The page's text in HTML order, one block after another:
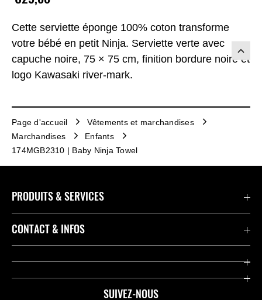
Cette serviette éponge 100% coton transforme
votre bébé en petit Ninja. Serviette verte avec
capuche noire, 75 × 75 cm, finition bordure noire et
logo Kawasaki river-mark.
Page d'accueil
Vêtements et marchandises
Marchandises
Enfants
174MGB2310 | Baby Ninja Towel
SUIVEZ-NOUS
PRODUITS & SERVICES
Accessoires & Pièces
Concessionnaires
CONTACT & INFOS
Contact